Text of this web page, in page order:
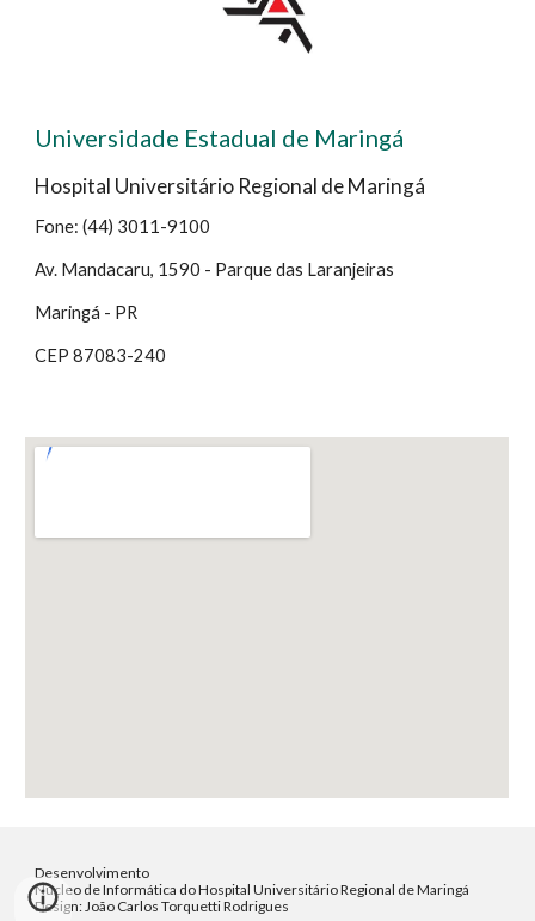
Universidade Estadual de Maringá
Hospital Universitário Regional de Maringá
Fone: (44) 3011-9100
Av. Mandacaru, 1590 - Parque das Laranjeiras
Maringá - PR
CEP 87083-240
Desenvolvimento
Núcleo de Informática do Hospital Universitário Regional de Maringá
Design: João Carlos Torquetti Rodrigues